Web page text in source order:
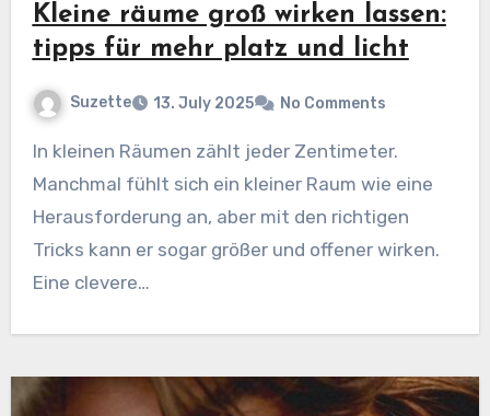
Kleine räume groß wirken lassen:
tipps für mehr platz und licht
Suzette 13. July 2025 No Comments
In kleinen Räumen zählt jeder Zentimeter.
Manchmal fühlt sich ein kleiner Raum wie eine
Herausforderung an, aber mit den richtigen
Tricks kann er sogar größer und offener wirken.
Eine clevere…